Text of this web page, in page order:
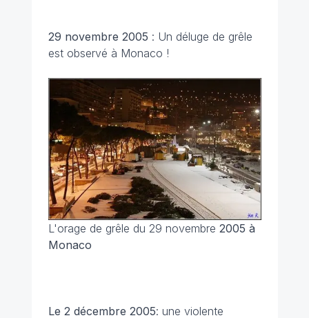
29 novembre 2005 : Un déluge de grêle
est observé à Monaco !
L'orage de grêle du 29 novembre 2005 à
Monaco
Le 2 décembre 2005: une violente